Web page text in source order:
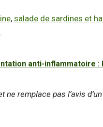
, salade de sardines et
.
anti-inflammatoire :
remplace pas l’avis